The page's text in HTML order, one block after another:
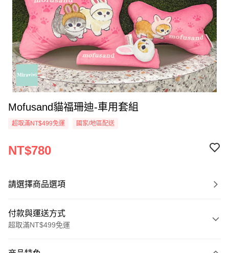
Mofusand貓福珊迪-車用套組
超取滿NT$499免運 國家/地區配送
NT$780
請選擇商品選項
付款與運送方式
超取滿NT$499免運